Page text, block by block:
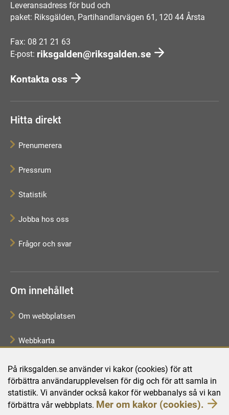
På riksgalden.se använder vi kakor (cookies) för att
förbättra användarupplevelsen för dig och för att samla in
statistik. Vi använder också kakor för webbanalys så vi kan
förbättra vår webbplats. Mer om kakor (cookies).
Leveransadress för bud och
paket: Riksgälden, Partihandlarvägen 61, 120 44 Årsta
Fax: 08 21 21 63
E-post: riksgalden@riksgalden.se
Kontakta oss
Hitta direkt
Prenumerera
Pressrum
Statistik
Jobba hos oss
Frågor och svar
Om innehållet
Om webbplatsen
Webbkarta
Tillgänglighetsredogörelse
Behandling av personuppgifter